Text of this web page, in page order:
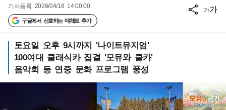
기사등록 2026/04/18 14:00:00
구글에서 선호하는 매체로 추가
가가
토요일 오후 9시까지 '나이트뮤지엄'
100여대 클래식카 집결 '모뮤와 클카'
음악회 등 연중 문화 프로그램 풍성